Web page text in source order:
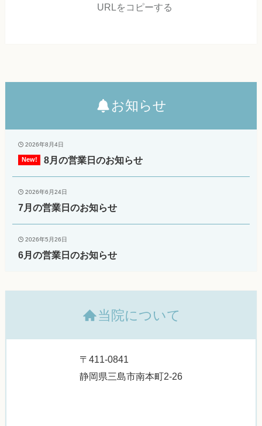
URLをコピーする
お知らせ
2026年8月4日
8月の営業日のお知らせ
2026年6月24日
7月の営業日のお知らせ
2026年5月26日
6月の営業日のお知らせ
当院について
〒411-0841
静岡県三島市南本町2-26